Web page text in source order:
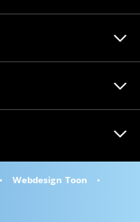
Webdesign Toon